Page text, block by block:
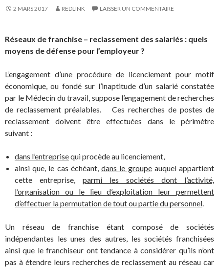
2 MARS 2017 REDLINK LAISSER UN COMMENTAIRE
Réseaux de franchise – reclassement des salariés : quels
moyens de défense pour l’employeur ?
L’engagement d’une procédure de licenciement pour motif
économique, ou fondé sur l’inaptitude d’un salarié constatée
par le Médecin du travail, suppose l’engagement de recherches
de reclassement préalables. Ces recherches de postes de
reclassement doivent être effectuées dans le périmètre
suivant :
dans l’entreprisequi procède au licenciement,
ainsi que, le cas échéant,dans le groupeauquel appartient
cette entreprise, parmi les sociétés dont l’activité,
l’organisation ou le lieu d’exploitation leur permettent
d’effectuer la permutation de tout ou partie du personnel.
Un réseau de franchise étant composé de sociétés
indépendantes les unes des autres, les sociétés franchisées
ainsi que le franchiseur ont tendance à considérer qu’ils n’ont
pas à étendre leurs recherches de reclassement au réseau car